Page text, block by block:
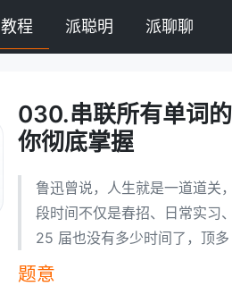
教程 派聪明 派聊聊
030.串联所有单词
你彻底掌握
鲁迅曾说，人生就是一道道关
段时间不仅是春招、日常实习
25 届也没有多少时间了，顶
题意